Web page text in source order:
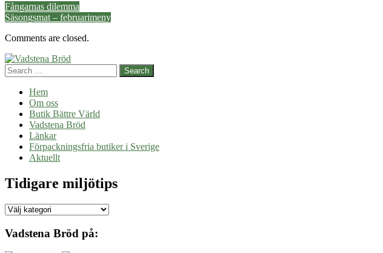
Post
navigation
Fångarnas dilemma
Säsongsmat – februarimeny
Comments are closed.
Search
Hem
Om oss
Butik Bättre Värld
Vadstena Bröd
Länkar
Förpackningsfria butiker i Sverige
Aktuellt
Tidigare miljötips
Tidigare
Vadstena Bröd på: